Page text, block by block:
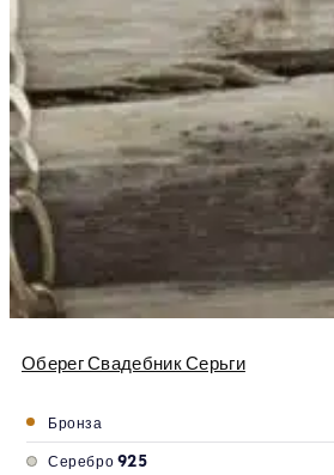
Оберег Свадебник Серьги
Бронза
Серебро 925